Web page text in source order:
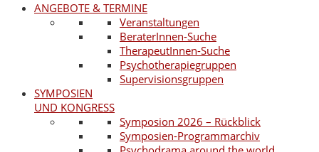
ANGEBOTE & TERMINE
Veranstaltungen
BeraterInnen-Suche
TherapeutInnen-Suche
Psychotherapiegruppen
Supervisionsgruppen
SYMPOSIEN
UND KONGRESS
Symposion 2026 – Rückblick
Symposien-Programmarchiv